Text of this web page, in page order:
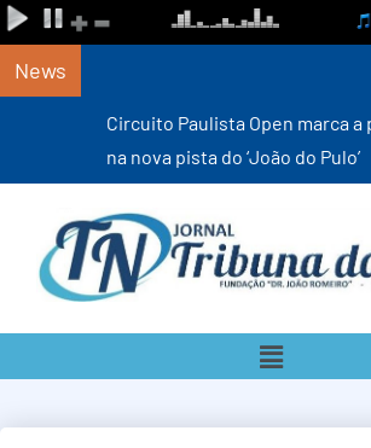
News
Circuito Paulista Open marca a primeira
na nova pista do ‘João do Pulo’